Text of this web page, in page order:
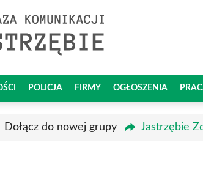
POLICJA FIRMY OGŁOSZENIA
Dołącz do nowej grupy Jastrzębie